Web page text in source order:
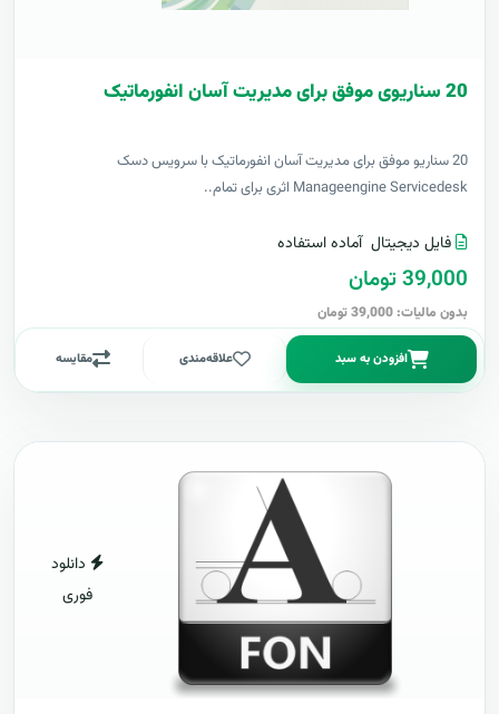
20 سناریوی موفق برای مدیریت آسان انفورماتیک
20 سناریو موفق برای مدیریت آسان انفورماتیک با سرویس دسک
Manageengine Servicedesk اثری برای تمام..
فایل دیجیتال آماده استفاده
39,000 تومان
بدون مالیات: 39,000 تومان
افزودن به سبد علاقه‌مندی مقایسه
دانلود
فوری